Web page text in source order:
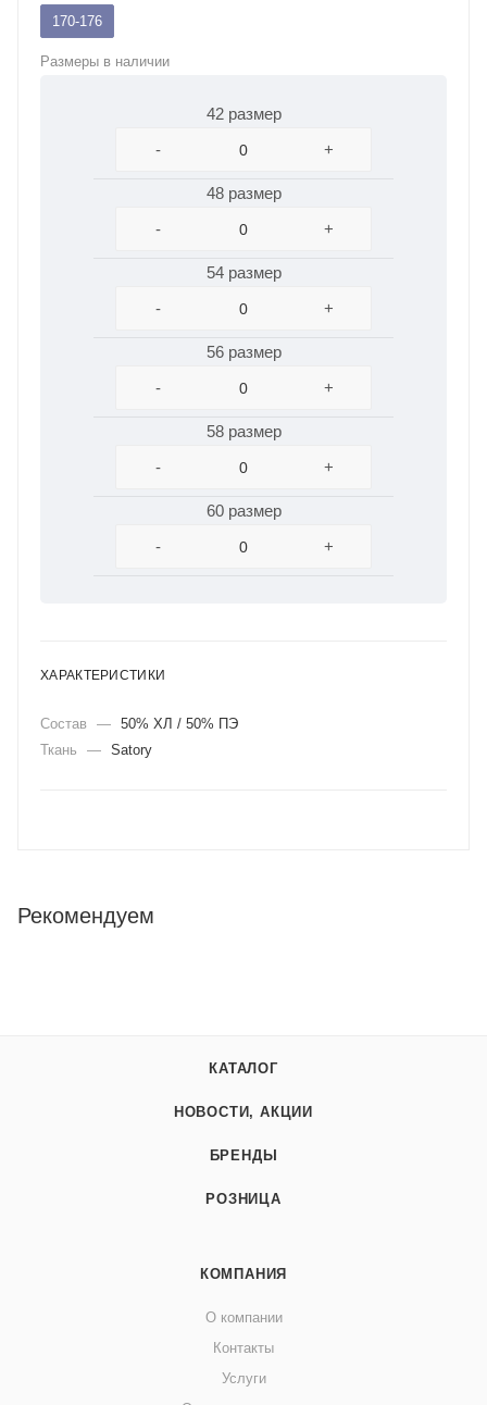
170-176
Размеры в наличии
42 размер
-
+
48 размер
-
+
54 размер
-
+
56 размер
-
+
58 размер
-
+
60 размер
-
+
ХАРАКТЕРИСТИКИ
Состав — 50% ХЛ / 50% ПЭ
Ткань
— Satory
Рекомендуем
КАТАЛОГ
НОВОСТИ, АКЦИИ
БРЕНДЫ
РОЗНИЦА
КОМПАНИЯ
О компании
Контакты
Услуги